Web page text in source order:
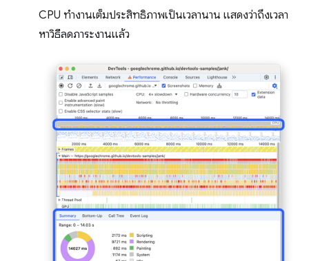
CPU ทำงานเต็มประสิทธิภาพเป็นเวลานาน แสดงว่าถึงเวลา
หาวิธีลดภาระงานแล้ว